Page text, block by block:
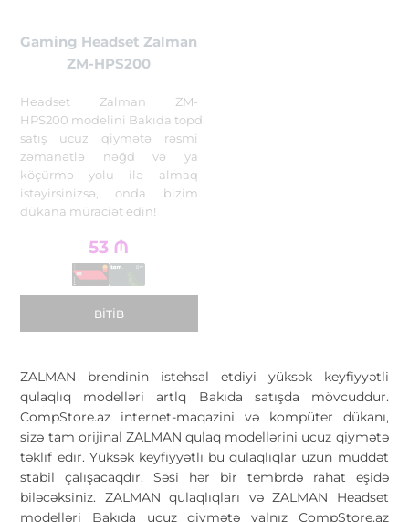
Gaming Headset Zalman
ZM-HPS200
Headset Zalman ZM-
HPS200 modelini Bakıda topdan
satış ucuz qiymətə rəsmi
zəmanətlə nəğd və ya
köçürmə yolu ilə almaq
istəyirsinizsə, onda bizim
dükana müraciət edin!
53 ₼
BITIB
ZALMAN brendinin istehsal etdiyi yüksək keyfiyyətli
qulaqlıq modelləri artlq Bakıda satışda mövcuddur.
CompStore.az internet-maqazini və kompüter dükanı,
sizə tam orijinal ZALMAN qulaq modellərini ucuz qiymətə
təklif edir. Yüksək keyfiyyətli bu qulaqlıqlar uzun müddət
stabil çalışacaqdır. Səsi hər bir tembrdə rahat eşidə
biləcəksiniz. ZALMAN qulaqlıqları və ZALMAN Headset
modelləri Bakıda ucuz qiymətə yalnız CompStore.az